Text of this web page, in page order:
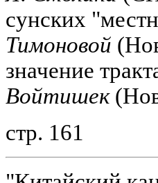
сунских
Тимоновой
значение
Войтишек
стр. 161